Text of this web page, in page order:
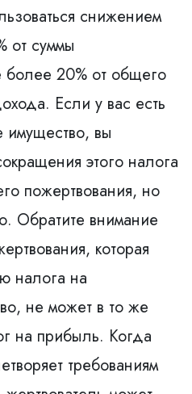
снижением
от суммы
более 20% от общего
Если у вас есть
вы
этого налога
пожертвования, но
Обратите внимание
которая
налога на
не может в то же
на прибыль. Когда
требованиям